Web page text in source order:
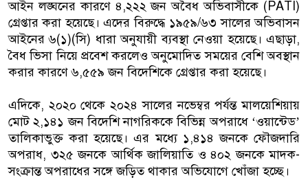
আইন লঙ্ঘনের কারণে ৪,২২২ জন অবৈধ অভিবাসীকে (PATI)
গ্রেপ্তার করা হয়েছে। এদের বিরুদ্ধে ১৯৫৯/৬৩ সালের অভিবাসন
আইনের ৬(১)(সি) ধারা অনুযায়ী ব্যবস্থা নেওয়া হয়েছে। এছাড়া,
বৈধ ভিসা নিয়ে প্রবেশ করলেও অনুমোদিত সময়ের বেশি অবস্থান
করার কারণে ৬,৫৫৯ জন বিদেশিকে গ্রেপ্তার করা হয়েছে।
এদিকে, ২০২০ থেকে ২০২৪ সালের নভেম্বর পর্যন্ত মালয়েশিয়ায়
মোট ২,১৪১ জন বিদেশি নাগরিককে বিভিন্ন অপরাধে ‘ওয়ান্টেড’
তালিকাভুক্ত করা হয়েছে। এর মধ্যে ১,৪১৪ জনকে ফৌজদারি
অপরাধ, ৩২৫ জনকে আর্থিক জালিয়াতি ও ৪০২ জনকে মাদক-
সংক্রান্ত অপরাধের সঙ্গে জড়িত থাকার অভিযোগে খোঁজা হচ্ছে।